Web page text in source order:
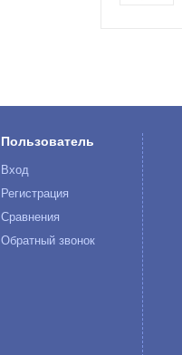
Пользователь
Вход
Регистрация
Сравнения
Обратный звонок